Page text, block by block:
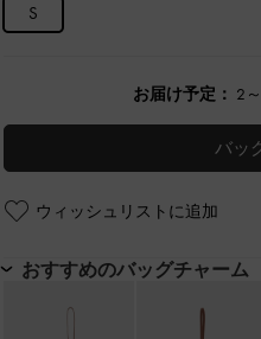
S
お届け予定： 2
バッ
ウィッシュリストに追加
おすすめのバッグチャーム